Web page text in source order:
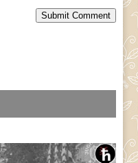
Submit Comment